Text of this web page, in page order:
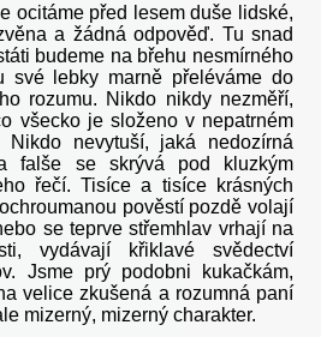
ocitáme před lesem duše lidské,
a žádná odpověď. Tu snad
budeme na břehu nesmírného
své lebky marně přeléváme do
rozumu. Nikdo nikdy nezměří,
všecko je složeno v nepatrném
nevytuší, jaká nedozírná
falše se skrývá pod kluzkým
řečí. Tisíce a tisíce krásných
pověstí pozdě volají
se teprve střemhlav vrhají na
vydávají křiklavé svědectví
Jsme prý podobni kukačkám,
velice zkušená a rozumná paní
mizerný, mizerný charakter.